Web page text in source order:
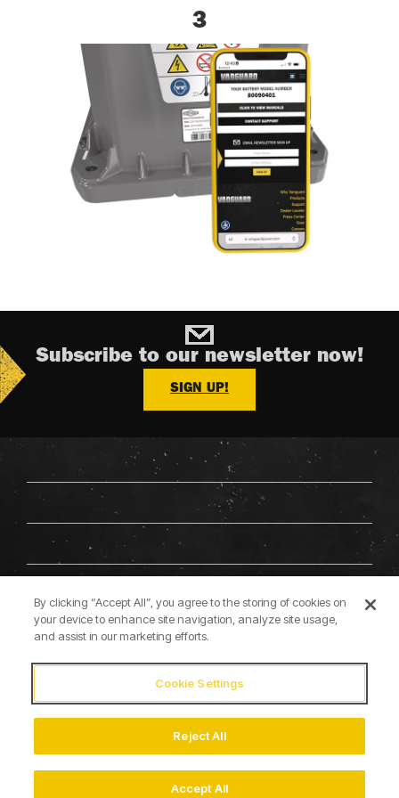
3
Subscribe to our newsletter now!
SIGN UP!
© 2026 Briggs & Stratton
Facebook
X InstagramLinkedinYouTube
By clicking “Accept All”, you agree to the storing of cookies on
your device to enhance site navigation, analyze site usage,
and assist in our marketing efforts.
Cookie Settings
Reject All
Accept All